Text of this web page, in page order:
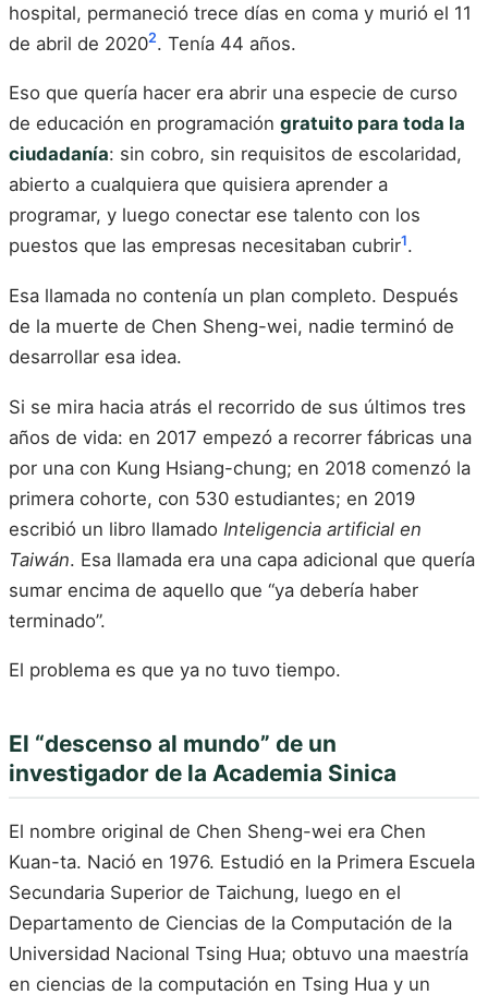
hospital, permaneció trece días en coma y murió el 11
de abril de 20202. Tenía 44 años.
Eso que quería hacer era abrir una especie de curso
de educación en programación gratuito para toda la
ciudadanía: sin cobro, sin requisitos de escolaridad,
abierto a cualquiera que quisiera aprender a
programar, y luego conectar ese talento con los
puestos que las empresas necesitaban cubrir1.
Esa llamada no contenía un plan completo. Después
de la muerte de Chen Sheng-wei, nadie terminó de
desarrollar esa idea.
Si se mira hacia atrás el recorrido de sus últimos tres
años de vida: en 2017 empezó a recorrer fábricas una
por una con Kung Hsiang-chung; en 2018 comenzó la
primera cohorte, con 530 estudiantes; en 2019
escribió un libro llamado Inteligencia artificial en
Taiwán. Esa llamada era una capa adicional que quería
sumar encima de aquello que “ya debería haber
terminado”.
El problema es que ya no tuvo tiempo.
El “descenso al mundo” de un
investigador de la Academia Sinica
El nombre original de Chen Sheng-wei era Chen
Kuan-ta. Nació en 1976. Estudió en la Primera Escuela
Secundaria Superior de Taichung, luego en el
Departamento de Ciencias de la Computación de la
Universidad Nacional Tsing Hua; obtuvo una maestría
en ciencias de la computación en Tsing Hua y un